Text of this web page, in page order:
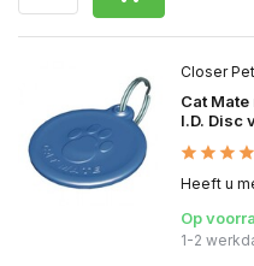
Closer
Cat
I.D. Disc
Heeft u
Op
1-2